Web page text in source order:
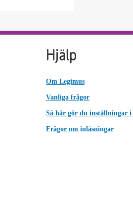
Hjälp
Om Legimus
Vanliga frågor
Så här gör du inställningar i
Frågor om inläsningar